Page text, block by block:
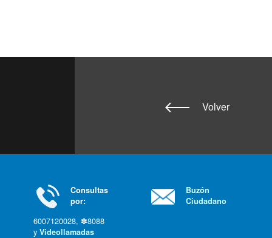
Volver
Consultas
por:
6007120028, ✽8088
y Videollamadas
Buzón
Ciudadano